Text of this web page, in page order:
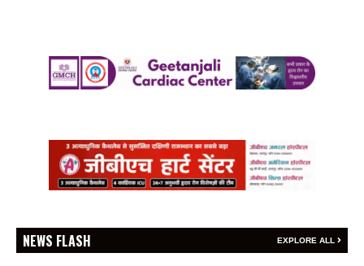
NEWS FLASH EXPLORE ALL